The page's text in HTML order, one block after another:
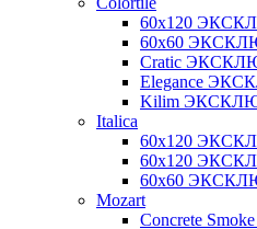
60х120
60х60
Cratic
Elegance
Kilim
Italica
60х120
60х120
60х60
Mozart
Concrete